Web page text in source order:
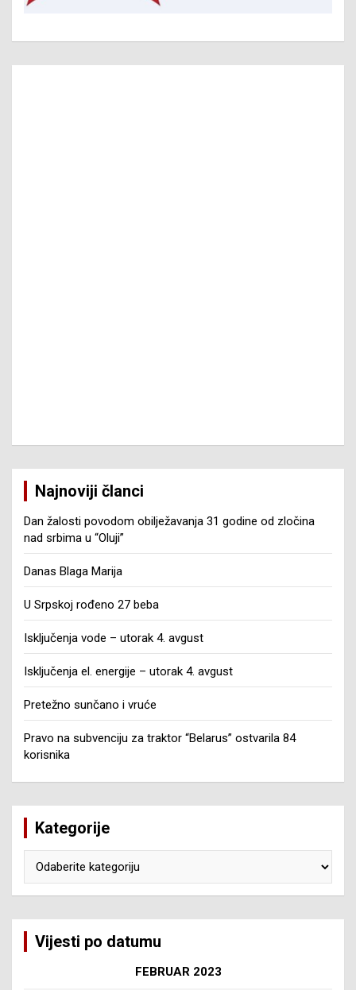
Najnoviji članci
Dan žalosti povodom obilježavanja 31 godine od zločina
nad srbima u “Oluji”
Danas Blaga Marija
U Srpskoj rođeno 27 beba
Isključenja vode – utorak 4. avgust
Isključenja el. energije – utorak 4. avgust
Pretežno sunčano i vruće
Pravo na subvenciju za traktor “Belarus” ostvarila 84
korisnika
Kategorije
Vijesti po datumu
FEBRUAR 2023